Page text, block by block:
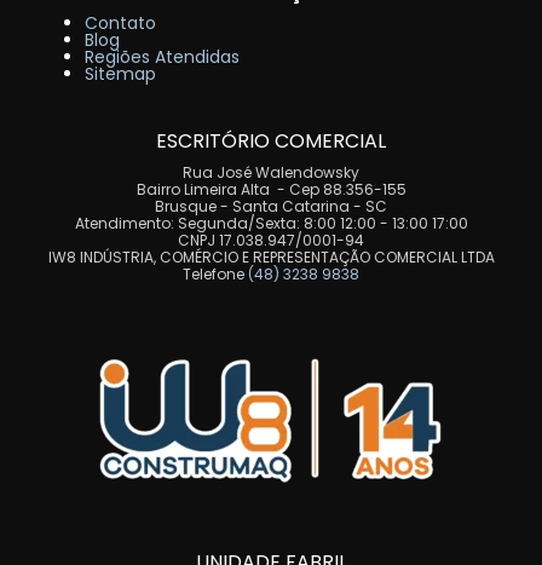
Contato
Blog
Regiões Atendidas
Sitemap
ESCRITÓRIO COMERCIAL
Rua José Walendowsky
Bairro Limeira Alta - Cep 88.356-155
Brusque - Santa Catarina - SC
Atendimento: Segunda/Sexta: 8:00 12:00 - 13:00 17:00
CNPJ 17.038.947/0001-94
IW8 INDÚSTRIA, COMÉRCIO E REPRESENTAÇÃO COMERCIAL LTDA
Telefone (48) 3238 9838